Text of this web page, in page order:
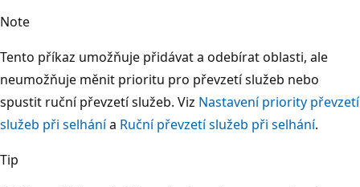
Note
Tento příkaz umožňuje přidávat a odebírat oblasti, ale
neumožňuje měnit prioritu pro převzetí služeb nebo
spustit ruční převzetí služeb. Viz Nastavení priority převzetí
služeb při selhánía Ruční převzetí služeb při selhání.
Tip